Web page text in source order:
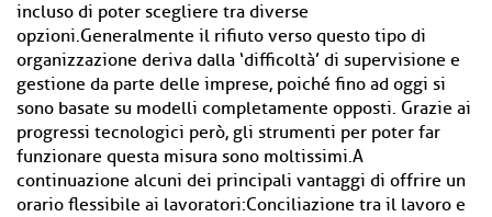
incluso di poter scegliere tra diverse
opzioni.Generalmente il rifiuto verso questo tipo di
organizzazione deriva dalla ‘difficoltà’ di supervisione e
gestione da parte delle imprese, poiché fino ad oggi si
sono basate su modelli completamente opposti. Grazie ai
progressi tecnologici però, gli strumenti per poter far
funzionare questa misura sono moltissimi.A
continuazione alcuni dei principali vantaggi di offrire un
orario flessibile ai lavoratori:Conciliazione tra il lavoro e